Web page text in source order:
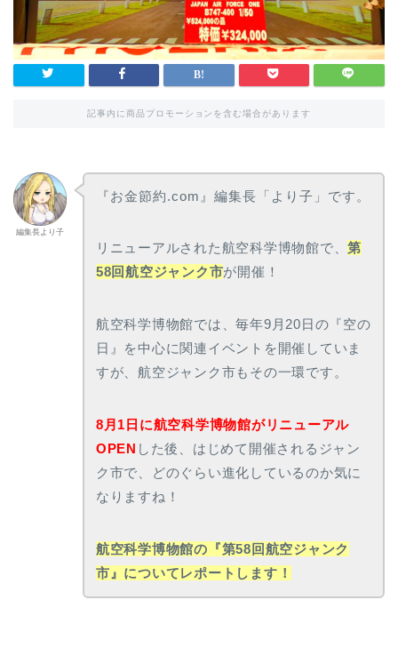
記事内に商品プロモーションを含む場合があります
編集長より子
『お金節約.com』編集長「より子」です。
リニューアルされた航空科学博物館で、第
58回航空ジャンク市が開催！
航空科学博物館では、毎年9月20日の『空の
日』を中心に関連イベントを開催していま
すが、航空ジャンク市もその一環です。
8月1日に航空科学博物館がリニューアル
OPEN した後、はじめて開催されるジャン
ク市で、どのぐらい進化しているのか気に
なりますね！
航空科学博物館の『第58回航空ジャンク
市』についてレポートします！